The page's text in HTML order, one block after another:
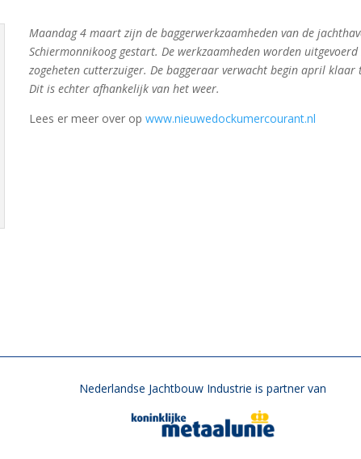
Maandag 4 maart zijn de baggerwerkzaamheden van de
Schiermonnikoog gestart. De werkzaamheden worden uitgevoerd
zogeheten cutterzuiger. De baggeraar verwacht begin april klaar
Dit is echter afhankelijk van het weer.
Lees er meer over opwww.nieuwedockumercourant.nl
Nederlandse Jachtbouw Industrie is partner van